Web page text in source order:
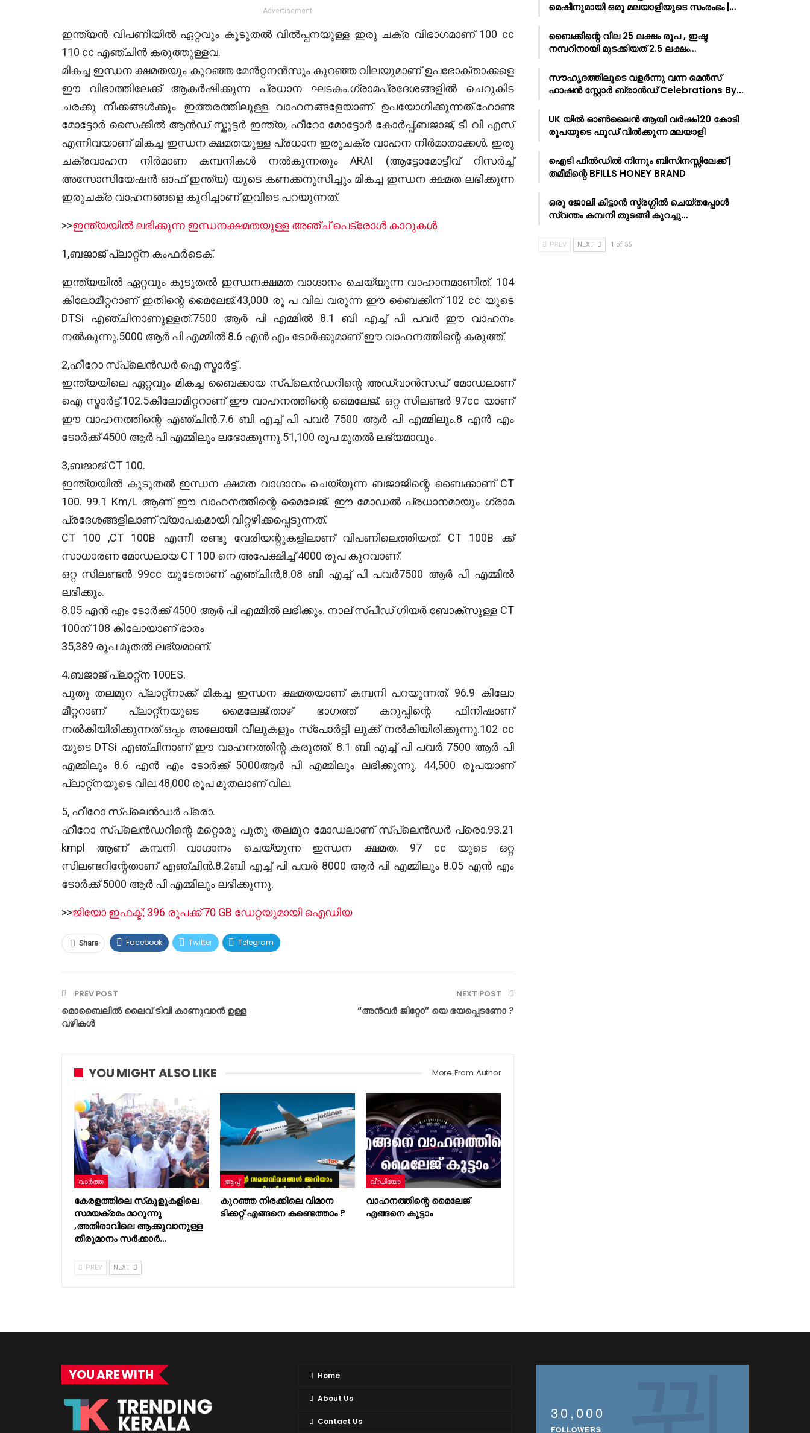
Advertisement
ഇന്ത്യന്‍ വിപണിയിൽ ഏറ്റവും കൂടുതൽ വിൽപ്പനയുള്ള ഇരു ചക്ര വിഭാഗമാണ് 100 cc
110 cc എഞ്ചിൻ കരുത്തുള്ളവ.
മികച്ച ഇന്ധന ക്ഷമതയും കുറഞ്ഞ മേൻറ്റനൻസും കുറഞ്ഞ വിലയുമാണ് ഉപഭോക്താക്കളെ
ഈ വിഭാത്തിലേക്ക് ആകർഷിക്കുന്ന പ്രധാന ഘടകം.ഗ്രാമപ്രദേശങ്ങളിൽ ചെറുകിട
ചരക്കു നീക്കങ്ങൾക്കും ഇത്തരത്തിലുള്ള വാഹനങ്ങളേയാണ് ഉപയോഗിക്കുന്നത്‌.ഹോണ്ട
മോട്ടോർ സൈക്കിൽ ആൻഡ് സ്കൂട്ടർ ഇന്ത്യ, ഹീറോ മോട്ടോർ കോർപ്പ്,ബജാജ്, ടീ വി എസ്
എന്നിവയാണ് മികച്ച ഇന്ധന ക്ഷമതയുള്ള പ്രധാന ഇരുചക്ര വാഹന നിർമാതാക്കൾ. ഇരു
ചക്രവാഹന നിർമാണ കമ്പനികൾ നൽകുന്നതും ARAI (ആട്ടോമോട്ടീവ് റിസർച്ച്
അസോസിയേഷൻ ഓഫ് ഇന്ത്യ) യുടെ കണക്കനുസിച്ചും മികച്ച ഇന്ധന ക്ഷമത ലഭിക്കുന്ന
ഇരുചക്ര വാഹനങ്ങളെ കുറിച്ചാണ് ഇവിടെ പറയുന്നത്.
>>ഇന്ത്യയിൽ ലഭിക്കുന്ന ഇന്ധനക്ഷമതയുള്ള അഞ്ച് പെട്രോള്‍ കാറുകള്‍
1,ബജാജ് പ്ലാറ്റ്ന കംഫർടെക്.
ഇന്ത്യയിൽ ഏറ്റവും കൂടുതൽ ഇന്ധനക്ഷമത വാഗ്ദാനം ചെയ്യുന്ന വാഹാനമാണിത്. 104
കിലോമീറ്ററാണ് ഇതിന്റെ മൈലേജ്.43,000 രൂ പ വില വരുന്ന ഈ ബൈക്കിന് 102 cc യുടെ
DTSi എഞ്ചിനാണുള്ളത്.7500 ആർ പി എമ്മിൽ 8.1 ബി എച്ച് പി പവർ ഈ വാഹനം
നൽകുന്നു.5000 ആർ പി എമ്മിൽ 8.6 എൻ എം ടോർക്കുമാണ് ഈ വാഹനത്തിന്റെ കരുത്ത്.
2,ഹീറോ സ്പ്ലെൻഡർ ഐ സ്മാർട്ട് .
ഇന്ത്യയിലെ ഏറ്റവും മികച്ച ബൈക്കായ സ്പ്ലെൻഡറിന്റെ അഡ്വാൻസഡ് മോഡലാണ്
ഐ സ്മാർട്ട്.102.5കിലോമീറ്ററാണ് ഈ വാഹനത്തിന്റെ മൈലേജ്. ഒറ്റ സിലണ്ടർ 97cc യാണ്
ഈ വാഹനത്തിന്റെ എഞ്ചിൻ.7.6 ബി എച്ച് പി പവർ 7500 ആർ പി എമ്മിലും.8 എൻ എം
ടോർക്ക് 4500 ആർ പി എമ്മിലും ലഭോക്കുന്നു.51,100 രൂപ മുതൽ ലഭ്യമാവും.
3,ബജാജ് CT 100.
ഇന്ത്യയിൽ കൂടുതല്‍ ഇന്ധന ക്ഷമത വാഗ്ദാനം ചെയ്യുന്ന ബജാജിന്റെ ബൈക്കാണ് CT
100. 99.1 Km/L ആണ് ഈ വാഹനത്തിന്റെ മൈലേജ്. ഈ മോഡൽ പ്രധാനമായും ഗ്രാമ
പ്രദേശങ്ങളിലാണ് വ്യാപകമായി വിറ്റഴിക്കപ്പെടുന്നത്.
CT 100 ,CT 100B എന്നീ രണ്ടു വേരിയന്റുകളിലാണ് വിപണിലെത്തിയത്. CT 100B ക്ക്
സാധാരണ മോഡലായ CT 100 നെ അപേക്ഷിച്ച് 4000 രൂപ കുറവാണ്.
ഒറ്റ സിലണ്ടൻ 99cc യുടേതാണ് എഞ്ചിൻ,8.08 ബി എച്ച് പി പവർ7500 ആർ പി എമ്മിൽ
ലഭിക്കും.
8.05 എൻ എം ടോർക്ക് 4500 ആർ പി എമ്മിൽ ലഭിക്കും. നാല് സ്പീഡ് ഗിയർ ബോക്സുള്ള CT
100ന് 108 കിലോയാണ് ഭാരം
35,389 രൂപ മുതൽ ലഭ്യമാണ്.
4.ബജാജ് പ്ലാറ്റ്ന 100ES.
പുതു തലമുറ പ്ലാറ്റ്നാക്ക് മികച്ച ഇന്ധന ക്ഷമതയാണ് കമ്പനി പറയുന്നത്. 96.9 കിലോ
മീറ്ററാണ് പ്ലാറ്റ്നയുടെ മൈലേജ്.താഴ് ഭാഗത്ത് കറുപ്പിന്റെ ഫിനിഷാണ്
നൽകിയിരിക്കുന്നത്.ഒപ്പം അലോയി വീലുകളും സ്പോർട്ടി ലുക്ക് നൽകിയിരിക്കുന്നു.102 cc
യുടെ DTSi എഞ്ചിനാണ് ഈ വാഹനത്തിന്റ കരുത്ത്. 8.1 ബി എച്ച് പി പവർ 7500 ആർ പി
എമ്മിലും 8.6 എൻ എം ടോർക്ക് 5000ആർ പി എമ്മിലും ലഭിക്കുന്നു. 44,500 രൂപയാണ്
പ്ലാറ്റ്നയുടെ വില.48,000 രൂപ മുതലാണ് വില.
5, ഹീറോ സ്പ്ലെൻഡർ പ്രൊ.
ഹീറോ സ്പ്ലെൻഡറിന്റെ മറ്റൊരു പുതു തലമുറ മോഡലാണ് സ്പ്ലെൻഡർ പ്രൊ.93.21
kmpl ആണ് കമ്പനി വാഗ്ദാനം ചെയ്യുന്ന ഇന്ധന ക്ഷമത. 97 cc യുടെ ഒറ്റ
സിലണ്ടറിന്റേതാണ് എഞ്ചിൻ.8.2ബി എച്ച് പി പവർ 8000 ആർ പി എമ്മിലും 8.05 എൻ എം
ടോർക്ക് 5000 ആർ പി എമ്മിലും ലഭിക്കുന്നു.
>>ജിയോ ഇഫക്ട്; 396 രൂപക്ക് 70 GB ഡേറ്റയുമായി ഐഡിയ
Share Facebook Twitter Telegram
PREV POST
മൊബൈലില്‍ ലൈവ് ടിവി കാണുവാന്‍ ഉള്ള
വഴികള്‍
NEXT POST
“അൻവർ ജിറ്റോ” യെ ഭയപ്പെടണോ ?
YOU MIGHT ALSO LIKE More From Author
വാർത്ത
കേരളത്തിലെ സ്‌കൂളുകളിലെ
സമയക്രമം മാറുന്നു
,അതിരാവിലെ ആക്കുവാനുള്ള
തീരുമാനം സർക്കാർ…
ആപ്പ്
കുറഞ്ഞ നിരക്കിലെ വിമാന
ടിക്കറ്റ് എങ്ങനെ കണ്ടെത്താം ?
വീഡിയോ
വാഹനത്തിന്റെ മൈലേജ്
എങ്ങനെ കൂട്ടാം
PREV NEXT
മെഷീനുമായി ഒരു മലയാളിയുടെ സംരംഭം |…
ബൈക്കിന്റെ വില 25 ലക്ഷം രൂപ , ഇഷ്ട
നമ്പറിനായി മുടക്കിയത് 2.5 ലക്ഷം…
സൗഹൃദത്തിലൂടെ വളർന്നു വന്ന മെൻസ്
ഫാഷൻ സ്റ്റോർ ബ്രാൻഡ് Celebrations By…
UK യിൽ ഓൺലൈൻ ആയി വർഷം120 കോടി
രൂപയുടെ ഫുഡ് വിൽക്കുന്ന മലയാളി
ഐടി ഫീൽഡിൽ നിന്നും ബിസിനസ്സിലേക്ക് |
തമീമിന്റെ BFILLS HONEY BRAND
ഒരു ജോലി കിട്ടാൻ സ്ട്രഗ്ഗിൽ ചെയ്തപ്പോൾ
സ്വന്തം കമ്പനി തുടങ്ങി കുറച്ചു…
PREV NEXT 1 of 55
YOU ARE WITH Home
About Us
Contact Us 30,000
FOLLOWERS